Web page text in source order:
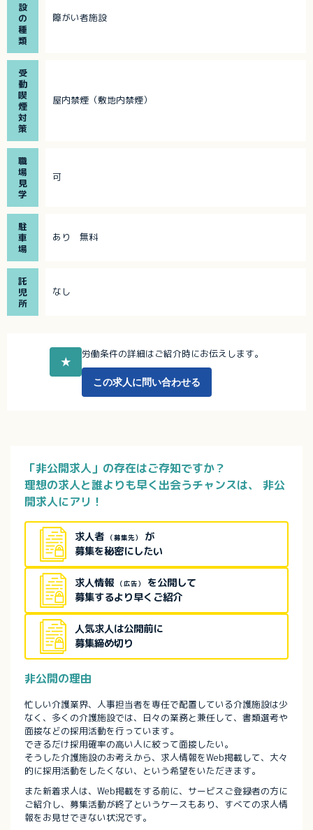
設
の
種
類
障がい者施設
受
動
喫
煙
対
策
屋内禁煙（敷地内禁煙）
職
場
見
学
可
駐
車
場
あり 無料
託
児
所
なし
★
労働条件の詳細はご紹介時にお伝えします。
この求人に問い合わせる
「非公開求人」の存在はご存知ですか？
理想の求人と誰よりも早く出会うチャンスは、
非公
開求人にアリ！
求人者 （募集先）
が
募集を秘密にしたい
求人情報 （広告）
を公開して
募集するより早くご紹介
人気求人は公開前に
募集締め切り
非公開の理由
忙しい介護業界、人事担当者を専任で配置している介護施設は少
なく、多くの介護施設では、日々の業務と兼任して、書類選考や
面接などの採用活動を行っています。
できるだけ採用確率の高い人に絞って面接したい。
そうした介護施設のお考えから、求人情報をWeb掲載して、大々
的に採用活動をしたくない、という希望をいただきます。
また新着求人は、Web掲載をする前に、サービスご登録者の方に
ご紹介し、募集活動が終了というケースもあり、すべての求人情
報をお見せできない状況です。